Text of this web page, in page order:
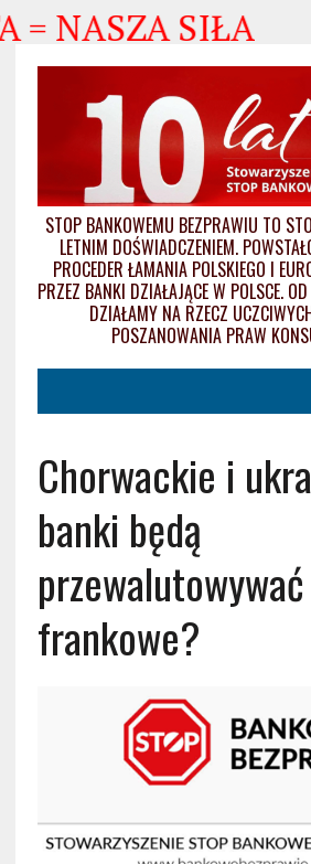
SIŁA
STOP BANKOWEMU BEZPRAWIU TO
LETNIM DOŚWIADCZENIEM.
PROCEDER ŁAMANIA POLSKIEGO I
PRZEZ BANKI DZIAŁAJĄCE W POLSCE.
DZIAŁAMY NA RZECZ
POSZANOWANIA PRAW
Chorwackie i
banki będą
frankowe?